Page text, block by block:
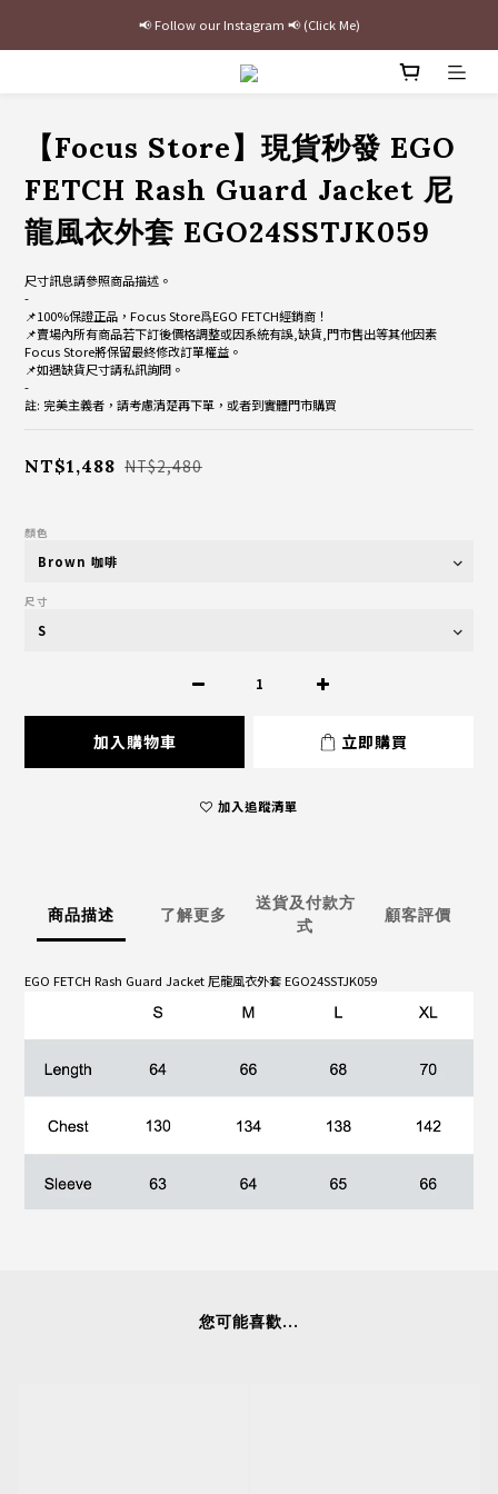
最新三方聯名倒鉤，火熱預購接單中🔥
📢 Follow our Instagram 📢 (Click Me)
加入官網會員即贈$100購物金
【Focus Store】現貨秒發 EGO
FETCH Rash Guard Jacket 尼
龍風衣外套 EGO24SSTJK059
尺寸訊息請參照商品描述。
-
📌100%保證正品，Focus Store爲EGO FETCH經銷商！
📌賣場內所有商品若下訂後價格調整或因系統有誤,缺貨,門市售出等其他因素
Focus Store將保留最終修改訂單權益。
📌如遇缺貨尺寸請私訊詢問。
-
註: 完美主義者，請考慮清楚再下單，或者到實體門市購買
NT$1,488 NT$2,480
顏色
尺寸
加入購物車 立即購買
加入追蹤清單
商品描述 了解更多
送貨及付款方
式
顧客評價
EGO FETCH Rash Guard Jacket 尼龍風衣外套 EGO24SSTJK059
您可能喜歡...